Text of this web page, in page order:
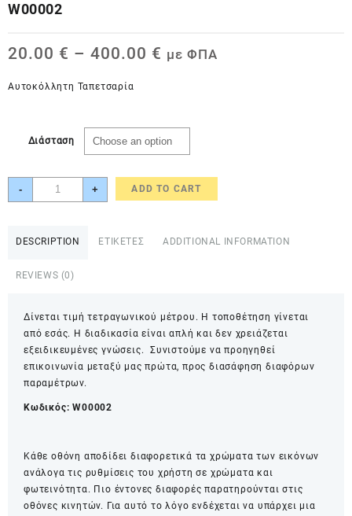
W00002
20.00 € – 400.00 € με ΦΠΑ
Αυτοκόλλητη Ταπετσαρία
Διάσταση
-
Αυτοκόλλητη
Ταπετσαρία
+ ADD TO CART
DESCRIPTION ΕΤΙΚΕΤΕΣ ADDITIONAL INFORMATION
REVIEWS (0)
Δίνεται τιμή τετραγωνικού μέτρου. Η τοποθέτηση γίνεται
από εσάς. Η διαδικασία είναι απλή και δεν χρειάζεται
εξειδικευμένες γνώσεις. Συνιστούμε να προηγηθεί
επικοινωνία μεταξύ μας πρώτα, προς διασάφηση διαφόρων
παραμέτρων.
Κωδικός:W00002
Κάθε οθόνη αποδίδει διαφορετικά τα χρώματα των εικόνων
ανάλογα τις ρυθμίσεις του χρήστη σε χρώματα και
φωτεινότητα. Πιο έντονες διαφορές παρατηρούνται στις
οθόνες κινητών. Για αυτό το λόγο ενδέχεται να υπάρχει μια